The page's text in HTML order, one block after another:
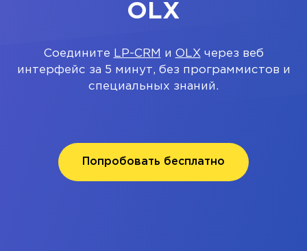
OLX
Соедините LP-CRM и OLXчерез веб
интерфейс за 5 минут, без программистов и
специальных знаний.
Попробовать бесплатно